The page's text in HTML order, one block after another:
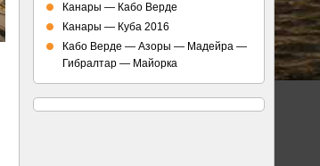
Канары — Кабо Верде
Канары — Куба 2016
Кабо Верде — Азоры — Мадейра —
Гибралтар — Майорка